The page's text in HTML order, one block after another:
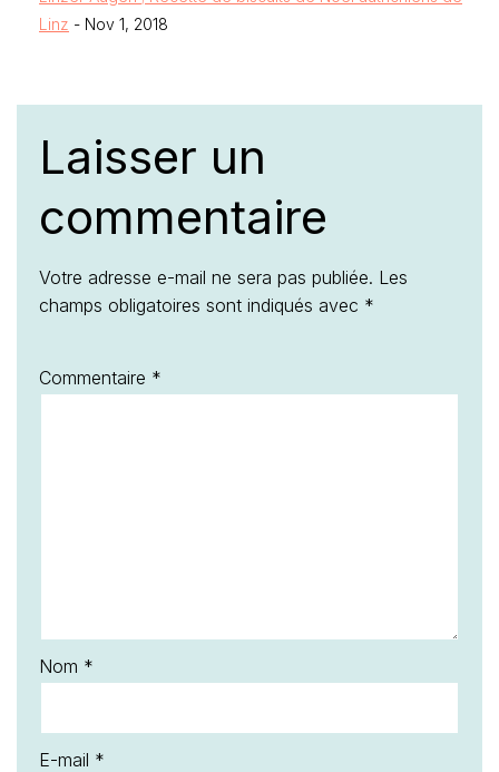
Linz - Nov 1, 2018
Laisser un
commentaire
Votre adresse e-mail ne sera pas publiée. Les
champs obligatoires sont indiqués avec *
Commentaire *
Nom *
E-mail *